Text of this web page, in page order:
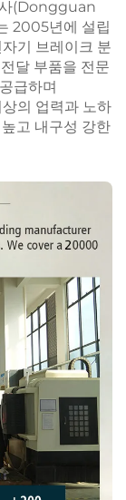
사(Dongguan
2005년에 설립
기 브레이크 분
달 부품을 전문
급하며
의 업력과 노하
고 내구성 강한